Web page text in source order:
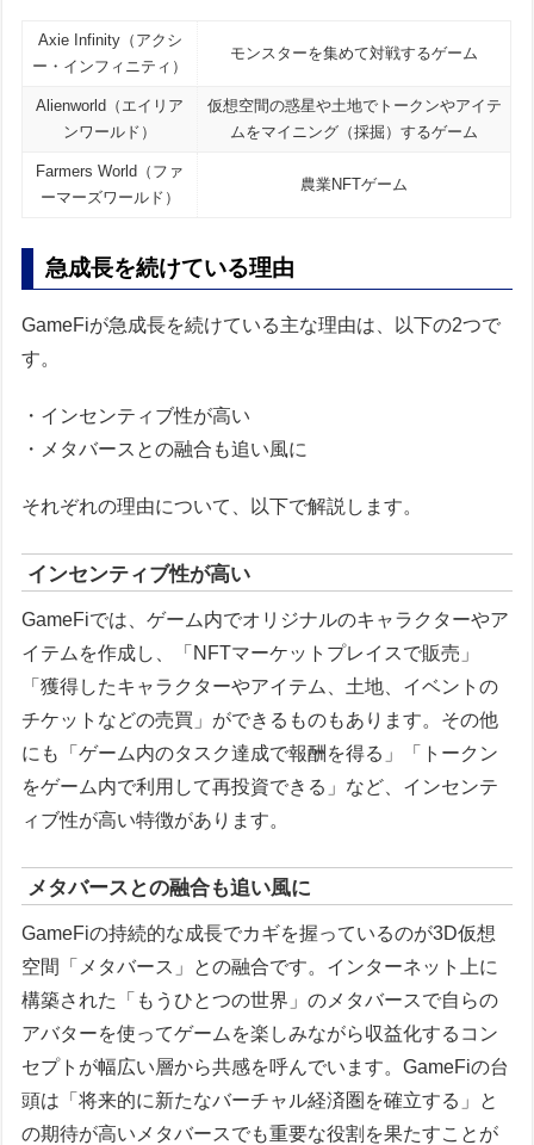
Axie Infinity（アクシ
ー・インフィニティ）
モンスターを集めて対戦するゲーム
Alienworld（エイリア
ンワールド）
仮想空間の惑星や土地でトークンやアイテ
ムをマイニング（採掘）するゲーム
Farmers World（ファ
ーマーズワールド）
農業NFTゲーム
急成長を続けている理由
GameFiが急成長を続けている主な理由は、以下の2つで
す。
・インセンティブ性が高い
・メタバースとの融合も追い風に
それぞれの理由について、以下で解説します。
インセンティブ性が高い
GameFiでは、ゲーム内でオリジナルのキャラクターやア
イテムを作成し、「NFTマーケットプレイスで販売」
「獲得したキャラクターやアイテム、土地、イベントの
チケットなどの売買」ができるものもあります。その他
にも「ゲーム内のタスク達成で報酬を得る」「トークン
をゲーム内で利用して再投資できる」など、インセンテ
ィブ性が高い特徴があります。
メタバースとの融合も追い風に
GameFiの持続的な成長でカギを握っているのが3D仮想
空間「メタバース」との融合です。インターネット上に
構築された「もうひとつの世界」のメタバースで自らの
アバターを使ってゲームを楽しみながら収益化するコン
セプトが幅広い層から共感を呼んでいます。GameFiの台
頭は「将来的に新たなバーチャル経済圏を確立する」と
の期待が高いメタバースでも重要な役割を果たすことが